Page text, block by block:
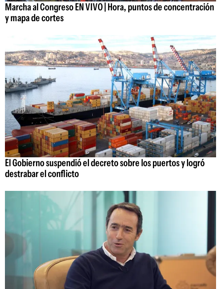
Marcha al Congreso EN VIVO | Hora, puntos de concentración
y mapa de cortes
El Gobierno suspendió el decreto sobre los puertos y logró
destrabar el conflicto